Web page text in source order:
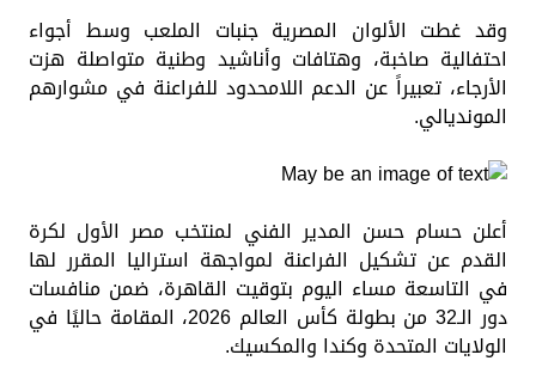
وقد غطت الألوان المصرية جنبات الملعب وسط أجواء
احتفالية صاخبة، وهتافات وأناشيد وطنية متواصلة هزت
الأرجاء، تعبيراً عن الدعم اللامحدود للفراعنة في مشوارهم
المونديالي.
أعلن حسام حسن المدير الفني لمنتخب مصر الأول لكرة
القدم عن تشكيل الفراعنة لمواجهة استراليا المقرر لها
في التاسعة مساء اليوم بتوقيت القاهرة، ضمن منافسات
دور الـ32 من بطولة كأس العالم 2026، المقامة حاليًا في
الولايات المتحدة وكندا والمكسيك.